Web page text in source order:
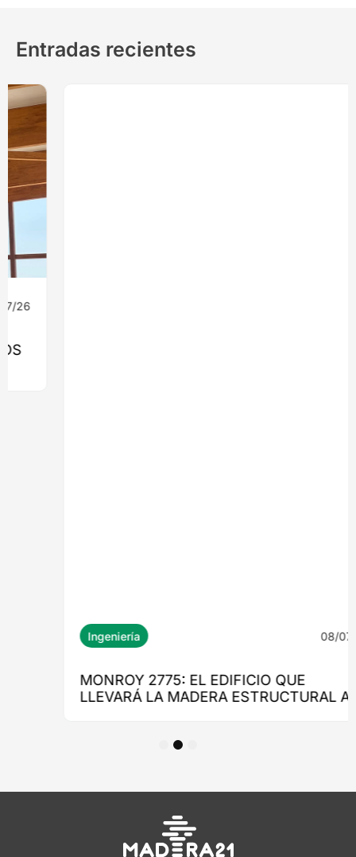
Entradas recientes